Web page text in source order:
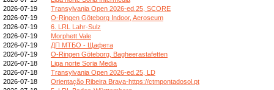
2026-07-19
Transylvania Open 2026-ed.25, SCORE
2026-07-19
O-Ringen Göteborg Indoor, Aeroseum
2026-07-19
6. LRL Lahr-Sulz
2026-07-19
Morphett Vale
2026-07-19
ДП МТБО - Щафета
2026-07-19
O-Ringen Göteborg, Bagheerastafetten
2026-07-18
Liga norte Soria Media
2026-07-18
Transylvania Open 2026-ed.25, LD
2026-07-18
Orientação Ribeira Brava-https://ctmpontadosol.pt